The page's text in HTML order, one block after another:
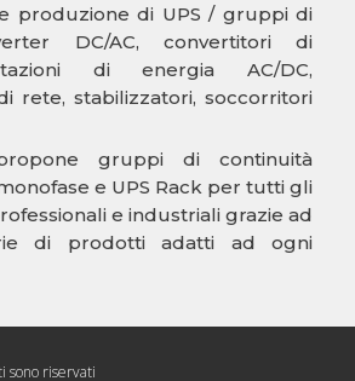
produzione di UPS / gruppi di
DC/AC, convertitori di
di energia AC/DC,
rete, stabilizzatori, soccorritori
gruppi di continuità
e UPS Rack per tutti gli
e industriali grazie ad
di prodotti adatti ad ogni
sono riservati